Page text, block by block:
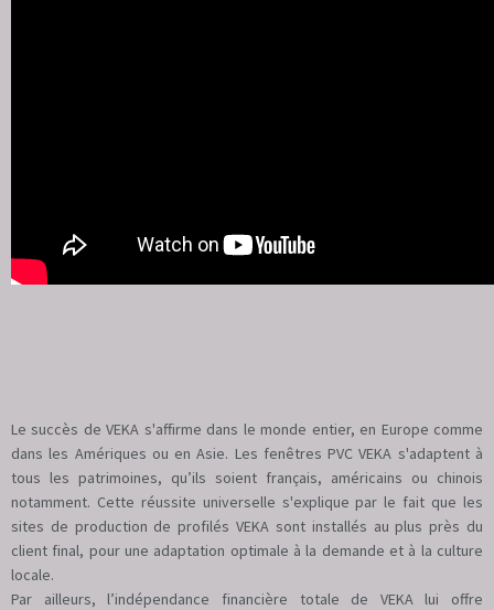
Le succès de VEKA s'affirme dans le monde entier, en Europe comme
dans les Amériques ou en Asie. Les fenêtres PVC VEKA s'adaptent à
tous les patrimoines, qu’ils soient français, américains ou chinois
notamment. Cette réussite universelle s'explique par le fait que les
sites de production de profilés VEKA sont installés au plus près du
client final, pour une adaptation optimale à la demande et à la culture
locale.
Par ailleurs, l’indépendance financière totale de VEKA lui offre